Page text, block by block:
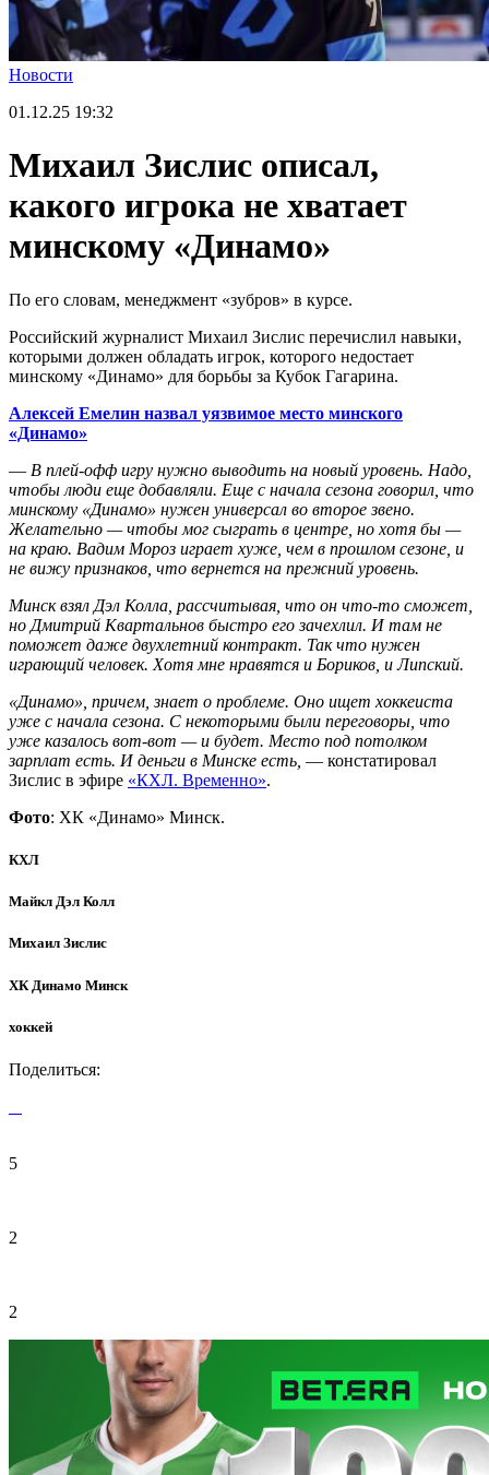
Новости
01.12.25 19:32
Михаил Зислис описал,
какого игрока не хватает
минскому «Динамо»
По его словам, менеджмент «зубров» в курсе.
Российский журналист Михаил Зислис перечислил навыки,
которыми должен обладать игрок, которого недостает
минскому «Динамо» для борьбы за Кубок Гагарина.
Алексей Емелин назвал уязвимое место минского
«Динамо»
— В плей-офф игру нужно выводить на новый уровень. Надо,
чтобы люди еще добавляли. Еще с начала сезона говорил, что
минскому «Динамо» нужен универсал во второе звено.
Желательно — чтобы мог сыграть в центре, но хотя бы —
на краю. Вадим Мороз играет хуже, чем в прошлом сезоне, и
не вижу признаков, что вернется на прежний уровень.
Минск взял Дэл Колла, рассчитывая, что он что-то сможет,
но Дмитрий Квартальнов быстро его зачехлил. И там не
поможет даже двухлетний контракт. Так что нужен
играющий человек. Хотя мне нравятся и Бориков, и Липский.
«Динамо», причем, знает о проблеме. Оно ищет хоккеиста
уже с начала сезона. С некоторыми были переговоры, что
уже казалось вот-вот — и будет. Место под потолком
зарплат есть. И деньги в Минске есть, — констатировал
Зислис в эфире «КХЛ. Временно».
Фото: ХК «Динамо» Минск.
КХЛ
Майкл Дэл Колл
Михаил Зислис
ХК Динамо Минск
хоккей
Поделиться:
5
2
2